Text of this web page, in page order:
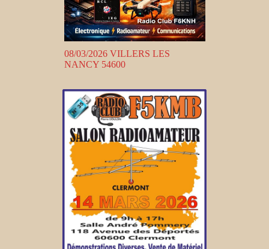
08/03/2026 VILLERS LES
NANCY 54600